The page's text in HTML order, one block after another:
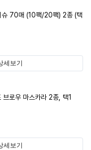
슈 70매 (10팩/20팩) 2종 (택
세보기
로우 마스카라 2종, 택1
세보기